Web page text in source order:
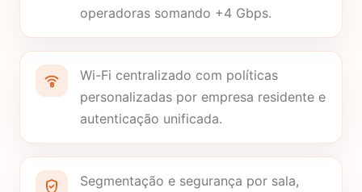
operadoras somando +4 Gbps.
Wi-Fi centralizado com políticas
personalizadas por empresa residente e
autenticação unificada.
Segmentação e segurança por sala,